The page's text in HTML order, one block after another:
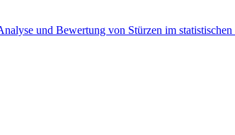
und Bewertung von Stürzen im